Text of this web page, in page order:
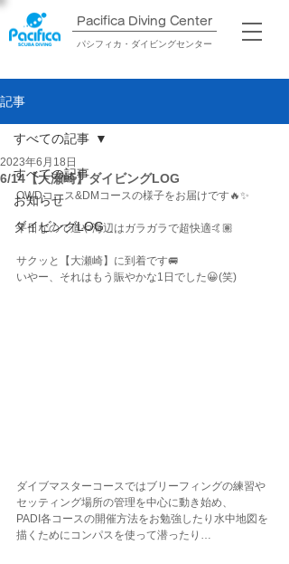
Pacifica Diving Center​
パシフィカ・ダイビングセンター
記事
すべての記事
お知らせ
ダイビングLOG
すべての記事
6/14【大瀬崎】ダイビングLOG
2023年6月18日
OWDコース&DMコースの様子をお届けです🔥✨
平日なので道や海辺はガラガラで超快適🤙🏽
サクッと【大瀬崎】に到着です🚐
いやー、それはもう賑やかな1日でした😀(笑)
ダイブマスターコースではブリーフィングの練習や
セッティング場所の管理を中心に動き始め、
PADI各コースの開催方法をお勉強したり水中地図を
描くためにコンパスを使って潜ったり…